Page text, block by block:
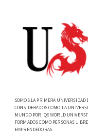
SOMOS LA PRIMERA UNIVERSIDAD
CONSIDERADOS COMO LA
MUNDO POR 'QS WORLD
FORMADOS COMO PERSONAS
EMPRENDEDORAS.